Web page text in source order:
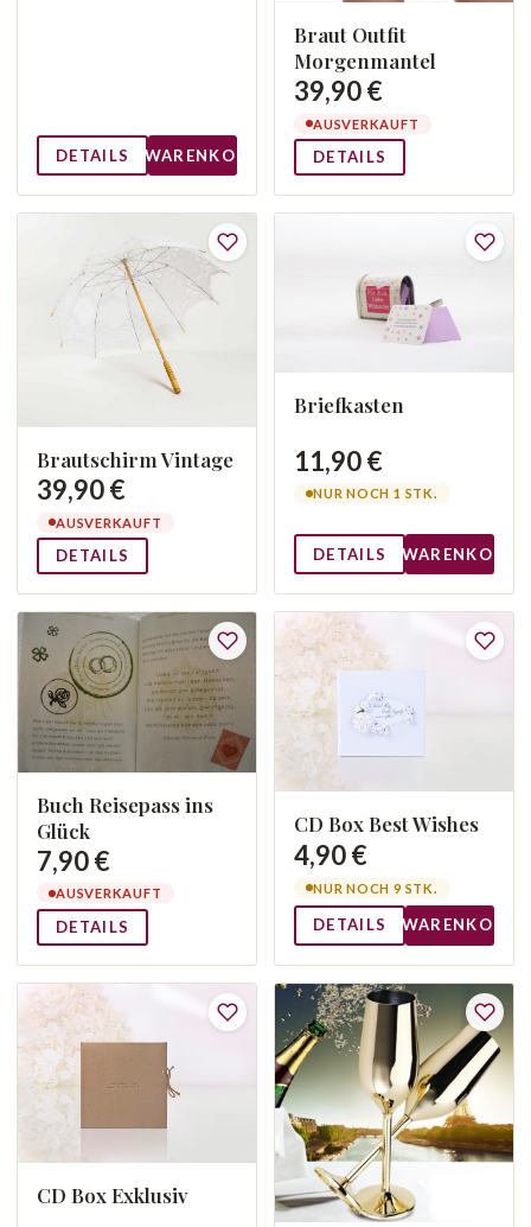
DETAILS WARENKORB
Braut Outfit
Morgenmantel
39,90 €
AUSVERKAUFT
DETAILS
Brautschirm Vintage
39,90 €
AUSVERKAUFT
DETAILS
Briefkasten
11,90 €
NUR NOCH 1 STK.
DETAILS WARENKORB
Buch Reisepass ins
Glück
7,90 €
AUSVERKAUFT
DETAILS
CD Box Best Wishes
4,90 €
NUR NOCH 9 STK.
DETAILS WARENKORB
CD Box Exklusiv